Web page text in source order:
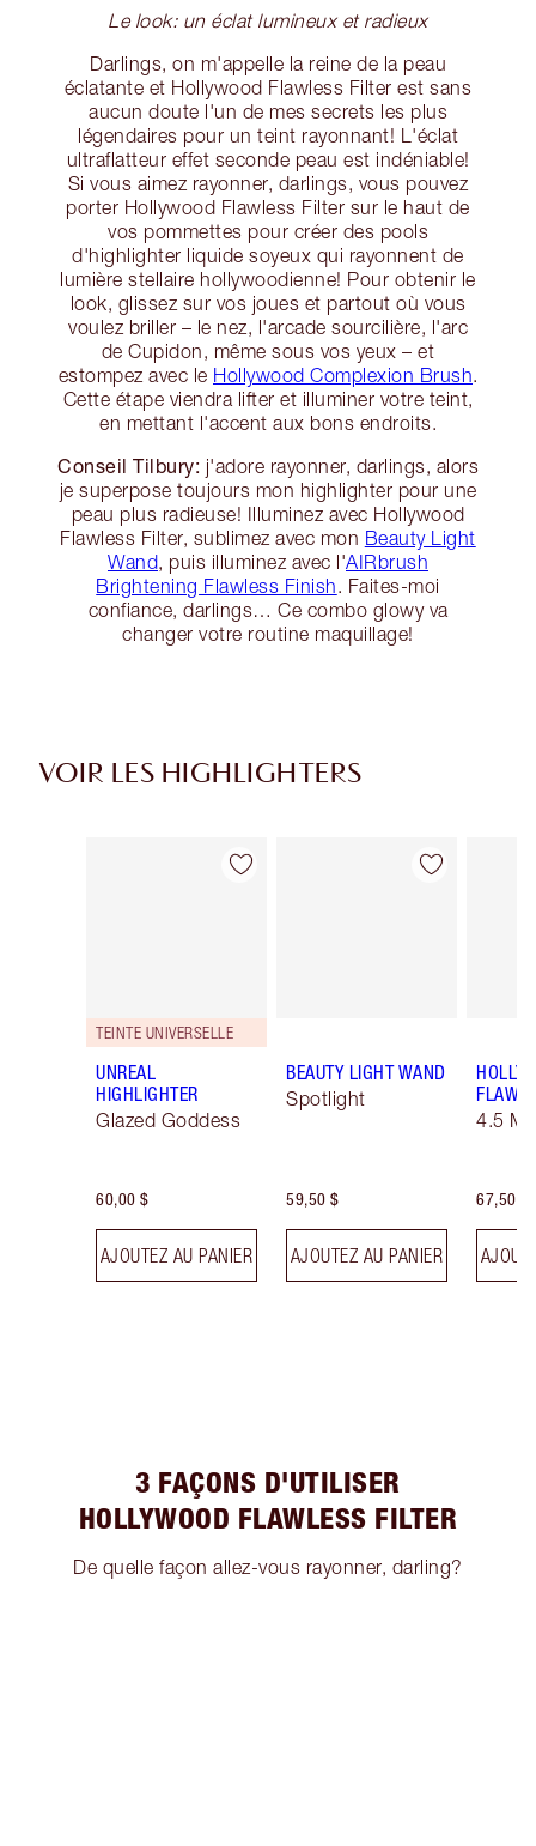
Le look: un éclat lumineux et radieux
Darlings, on m'appelle la reine de la peau
éclatante et Hollywood Flawless Filter est sans
aucun doute l'un de mes secrets les plus
légendaires pour un teint rayonnant! L'éclat
ultraflatteur effet seconde peau est indéniable!
Si vous aimez rayonner, darlings, vous pouvez
porter Hollywood Flawless Filter sur le haut de
vos pommettes pour créer des pools
d'highlighter liquide soyeux qui rayonnent de
lumière stellaire hollywoodienne! Pour obtenir le
look, glissez sur vos joues et partout où vous
voulez briller – le nez, l'arcade sourcilière, l'arc
de Cupidon, même sous vos yeux – et
estompez avec le Hollywood Complexion Brush
Cette étape viendra lifter et illuminer votre teint,
en mettant l'accent aux bons endroits.
Conseil Tilbury: j'adore rayonner, darlings, alors
je superpose toujours mon highlighter pour une
peau plus radieuse! Illuminez avec Hollywood
Flawless Filter, sublimez avec mon Beauty Light
Wand , puis illuminez avec l'AIRbrush
Brightening Flawless Finish . Faites-moi
confiance, darlings… Ce combo glowy va
changer votre routine maquillage!
VOIR LES HIGHLIGHTERS
Article 1 sur 29
TEINTE UNIVERSELLE
UNREAL
HIGHLIGHTER
Glazed Goddess
60,00 $
AJOUTEZ AU PANIER
Article 2 sur 29
BEAUTY LIGHT WAND
Spotlight
59,50 $
AJOUTEZ AU PANIER
4.5
67,50 $
3 FAÇONS D'UTILISER
HOLLYWOOD FLAWLESS FILTER
De quelle façon allez-vous rayonner, darling?